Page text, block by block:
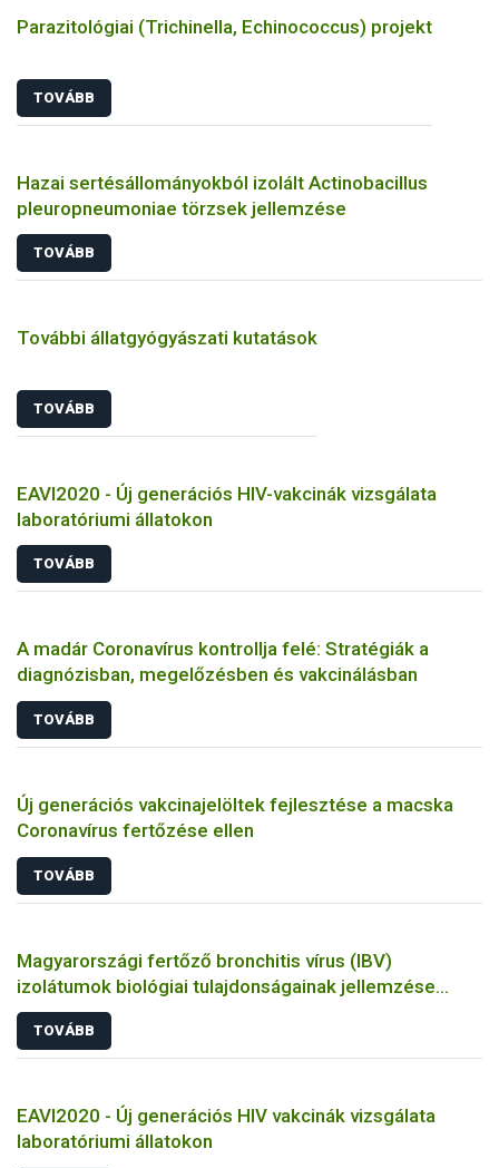
Parazitológiai (Trichinella, Echinococcus) projekt
TOVÁBB
Hazai sertésállományokból izolált Actinobacillus
pleuropneumoniae törzsek jellemzése
TOVÁBB
További állatgyógyászati kutatások
TOVÁBB
EAVI2020 - Új generációs HIV-vakcinák vizsgálata
laboratóriumi állatokon
TOVÁBB
A madár Coronavírus kontrollja felé: Stratégiák a
diagnózisban, megelőzésben és vakcinálásban
TOVÁBB
Új generációs vakcinajelöltek fejlesztése a macska
Coronavírus fertőzése ellen
TOVÁBB
Magyarországi fertőző bronchitis vírus (IBV)
izolátumok biológiai tulajdonságainak jellemzése
állatkísérletes és molekuláris biológiai eszközökkel
TOVÁBB
EAVI2020 - Új generációs HIV vakcinák vizsgálata
laboratóriumi állatokon